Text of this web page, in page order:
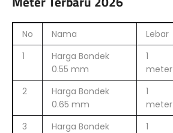
No Nama Lebar
1
Harga Bondek
0.55 mm
1
meter
2
Harga Bondek
0.65 mm
1
meter
3
Harga Bondek
1